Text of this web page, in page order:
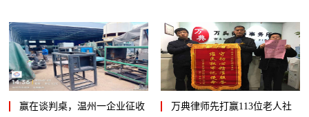
赢在谈判桌，温州一企业征收
万典律师先打赢113位老人社